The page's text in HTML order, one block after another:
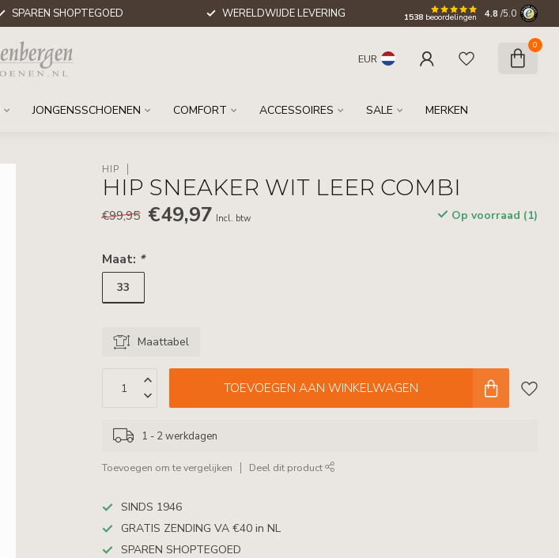
SPAREN SHOPTEGOED WERELDWIJDE LEVERING 1538 beoordelingen 4.8 /5.0
EUR
0
JONGENSSCHOENEN COMFORT ACCESSOIRES SALE MERKEN
HIP
HIP SNEAKER WIT LEER COMBI
€99,95 €49,97 Incl. btw Op voorraad (1)
Maat: *
33
Maattabel
TOEVOEGEN AAN WINKELWAGEN
1 - 2 werkdagen
Toevoegen om te vergelijken Deel dit product
SINDS 1946
GRATIS ZENDING VA €40 in NL
SPAREN SHOPTEGOED